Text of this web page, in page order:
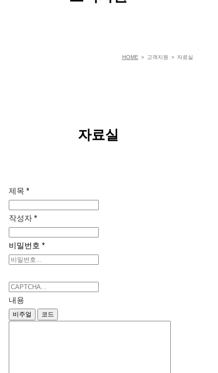
HOME> 고객지원 > 자료실
자료실
제목 *
작성자 *
비밀번호 *
내용
비주얼 코드